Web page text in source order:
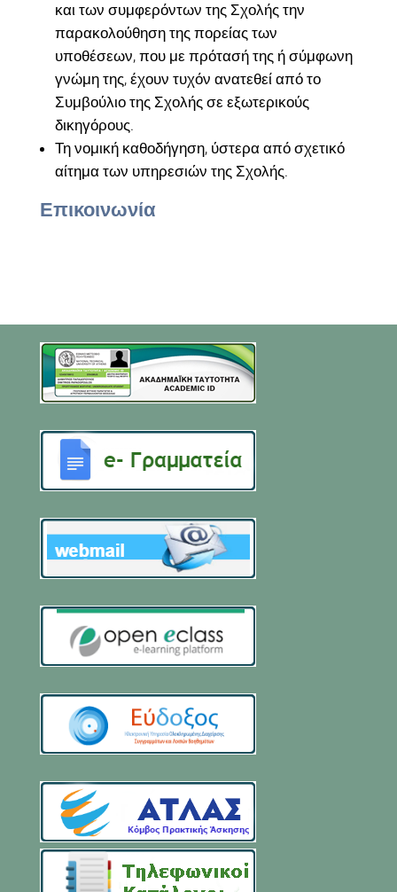
και των συμφερόντων της Σχολής την
παρακολούθηση της πορείας των
υποθέσεων, που με πρότασή της ή σύμφωνη
γνώμη της, έχουν τυχόν ανατεθεί από το
Συμβούλιο της Σχολής σε εξωτερικούς
δικηγόρους.
Τη νομική καθοδήγηση, ύστερα από σχετικό
αίτημα των υπηρεσιών της Σχολής.
Επικοινωνία